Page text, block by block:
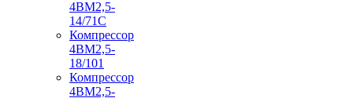
4ВМ2,5-
14/71C
Компрессор
4ВМ2,5-
18/101
Компрессор
4ВМ2,5-